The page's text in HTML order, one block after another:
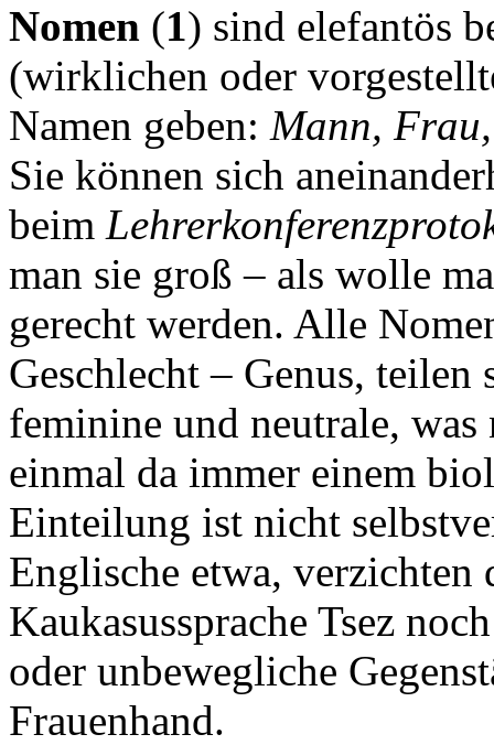
Nomen (1) sind elefantös
(wirklichen oder
Namen geben: Mann,
Sie können sich
beim
man sie groß – als wolle
gerecht werden. Alle
Geschlecht – Genus,
feminine und neutrale,
einmal da immer einem
Einteilung ist nicht
Englische etwa, verzichten
Kaukasussprache Tsez
oder unbewegliche
Frauenhand.